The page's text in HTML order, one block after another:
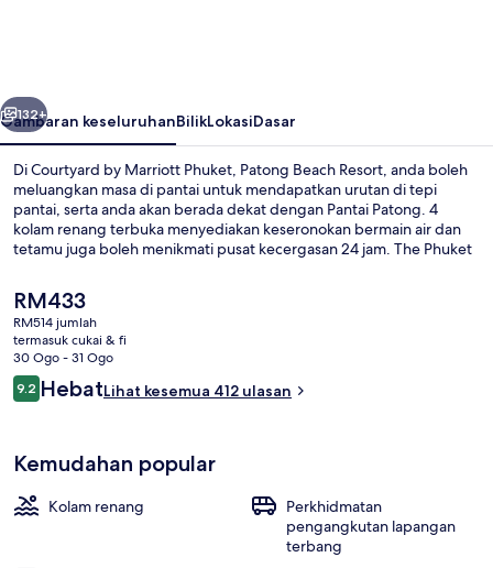
Beach
Resort
Seterusnya
132+
Gambaran keseluruhanBilikLokasiDasar
Di Courtyard by Marriott Phuket, Patong Beach Resort, anda boleh
meluangkan masa di pantai untuk mendapatkan urutan di tepi
pantai, serta anda akan berada dekat dengan Pantai Patong. 4
kolam renang terbuka menyediakan keseronokan bermain air dan
tetamu juga boleh menikmati pusat kecergasan 24 jam. The Phuket
antarabangsa dan dibuka untuk sarapan, makan tengah hari dan
makan malam. Sorotan lain termasuk 2 bar renang naik, kelab kanak-
kanak percuma, dan kolam kanak-kanak.
Harga
semasa
ialah
RM433
RM433
RM514 jumlah
termasuk cukai & fi
30 Ogo - 31 Ogo
Ulasan
9.29.2 daripada 10
HebatLihat kesemua 412 ulasan
Kemudahan popular
Kolam renang
Perkhidmatan
pengangkutan lapangan
terbang